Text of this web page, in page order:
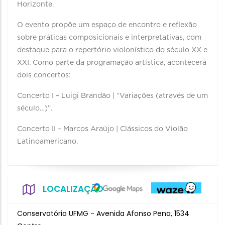
Horizonte.
O evento propõe um espaço de encontro e reflexão
sobre práticas composicionais e interpretativas, com
destaque para o repertório violonístico do século XX e
XXI. Como parte da programação artística, acontecerá
dois concertos:
Concerto I – Luigi Brandão | “Variações (através de um
século…)”.
Concerto II – Marcos Araújo | Clássicos do Violão
Latinoamericano.
LOCALIZAÇÃO
Conservatório UFMG - Avenida Afonso Pena, 1534